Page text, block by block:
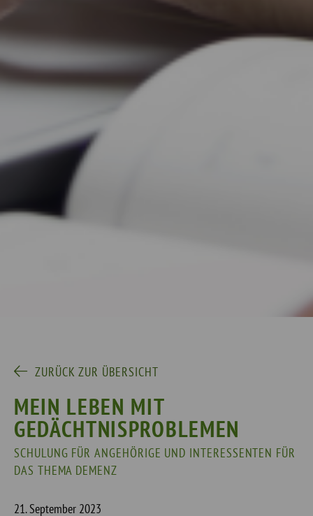
ZURÜCK ZUR ÜBERSICHT
MEIN LEBEN MIT
GEDÄCHTNISPROBLEMEN
SCHULUNG FÜR ANGEHÖRIGE UND INTERESSENTEN FÜR
DAS THEMA DEMENZ
21. September 2023